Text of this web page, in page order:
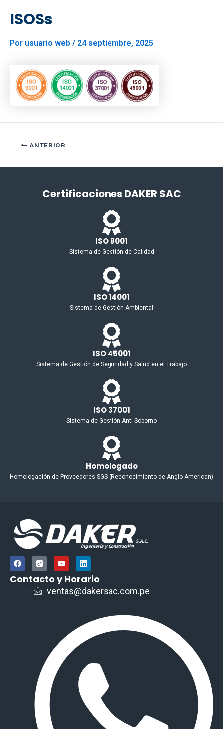
ISOSs
Por usuario web / 24 septiembre, 2025
ANTERIOR
Certificaciones DAKER SAC
ISO 9001
Sistema de Gestión de Calidad
ISO 14001
Sistema de Gestión Ambiental
ISO 45001
Sistema de Gestión de Seguridad y Salud en el Trabajo
ISO 37001
Sistema de Gestión Anti-Soborno
Homologado
Homologación de Proveedores SGS (Reconocimiento de Anglo American)
F
a
c
e
I
c
o
n
-
t
a
r
Y
o
u
t
u
b
L
i
n
k
e
d
Contacto y Horario
ventas@dakersac.com.pe